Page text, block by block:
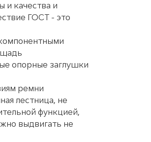
и качества и
ГОСТ - это
опорные заглушки
ремни
лестница, не
функцией,
выдвигать не